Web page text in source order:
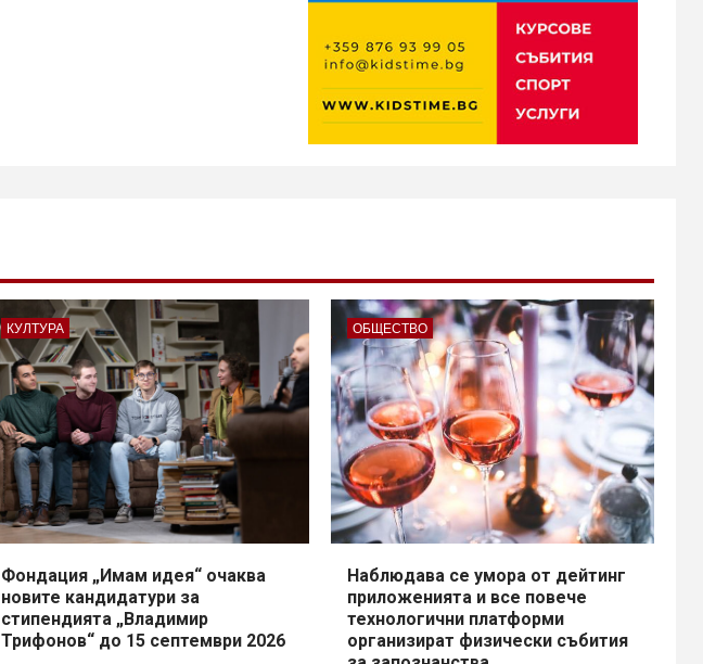
КУЛТУРА
Фондация „Имам идея“ очаква
новите кандидатури за
стипендията „Владимир
Трифонов“ до 15 септември 2026
ОБЩЕСТВО
Наблюдава се умора от дейтинг
приложенията и все повече
технологични платформи
организират физически събития